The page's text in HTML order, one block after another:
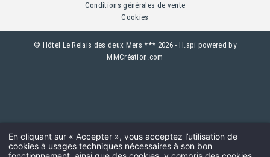
Conditions générales de vente
Cookies
© Hôtel Le Relais des deux Mers *** 2026 - H.api powered by
MMCréation.com
En cliquant sur « Accepter », vous acceptez l’utilisation de
cookies à usages techniques nécessaires à son bon